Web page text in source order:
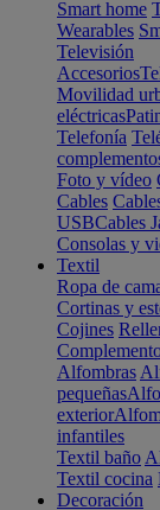
Smart home
Wearables
Televisión
Accesorios
Movilidad
eléctricas
Telefonía
Foto y vídeo
Cables
USBCables
Consolas y
Textil
Ropa de
Cortinas y
Cojines
Alfombras
pequeñas
exterior
infantiles
Textil baño
Textil cocina
Decoración